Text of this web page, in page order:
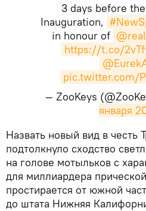
3 days before
Inauguration,
in honour of
https://t.co/
pic.twitter.com/
— ZooKeys
января
​Назвать новый вид в честь
подтолкнуло сходство
на голове мотыльков с
для миллиардера
простирается от южной
до штата Нижняя